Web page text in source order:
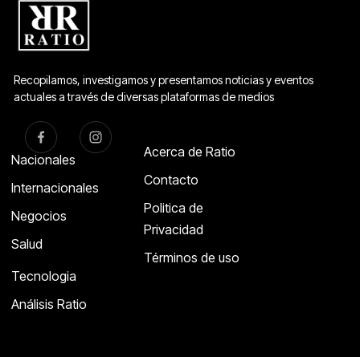
Recopilamos, investigamos y presentamos noticias y eventos
actuales a través de diversas plataformas de medios
Nacionales
Internacionales
Negocios
Salud
Tecnologia
Análisis Ratio
Acerca de Ratio
Contacto
Politica de
Privacidad
Términos de uso